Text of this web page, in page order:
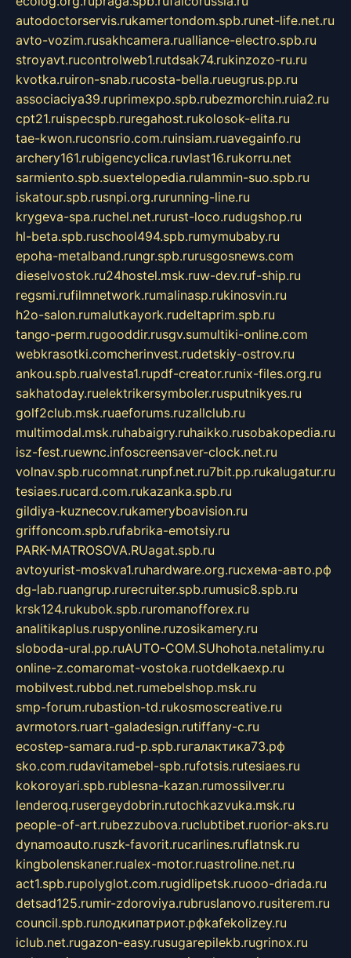
autodoctorservis.rukamertondom.spb.runet-life.net.ru
avto-vozim.rusakhcamera.rualliance-electro.spb.ru
stroyavt.rucontrolweb1.rutdsak74.rukinzozo-ru.ru
kvotka.ruiron-snab.rucosta-bella.rueugrus.pp.ru
associaciya39.ruprimexpo.spb.rubezmorchin.ruia2.ru
cpt21.ruispecspb.ruregahost.rukolosok-elita.ru
tae-kwon.ruconsrio.com.ruinsiam.ruavegainfo.ru
archery161.rubigencyclica.ruvlast16.rukorru.net
sarmiento.spb.suextelopedia.rulammin-suo.spb.ru
iskatour.spb.rusnpi.org.rurunning-line.ru
krygeva-spa.ruchel.net.rurust-loco.rudugshop.ru
hl-beta.spb.ruschool494.spb.rumymubaby.ru
epoha-metalband.rungr.spb.rurusgosnews.com
dieselvostok.ru24hostel.msk.ruw-dev.ruf-ship.ru
regsmi.rufilmnetwork.rumalinasp.rukinosvin.ru
h2o-salon.rumalutkayork.rudeltaprim.spb.ru
tango-perm.rugooddir.rusgv.sumultiki-online.com
webkrasotki.comcherinvest.rudetskiy-ostrov.ru
ankou.spb.rualvesta1.rupdf-creator.runix-files.org.ru
sakhatoday.ruelektrikersymboler.rusputnikyes.ru
golf2club.msk.ruaeforums.ruzallclub.ru
multimodal.msk.ruhabaigry.ruhaikko.rusobakopedia.ru
isz-fest.ruewnc.infoscreensaver-clock.net.ru
volnav.spb.rucomnat.runpf.net.ru7bit.pp.rukalugatur.ru
tesiaes.rucard.com.rukazanka.spb.ru
gildiya-kuznecov.rukameryboavision.ru
griffoncom.spb.rufabrika-emotsiy.ru
PARK-MATROSOVA.RUagat.spb.ru
avtoyurist-moskva1.ruhardware.org.ruсхема-авто.рф
dg-lab.ruangrup.rurecruiter.spb.rumusic8.spb.ru
krsk124.rukubok.spb.ruromanofforex.ru
analitikaplus.ruspyonline.ruzosikamery.ru
sloboda-ural.pp.ruAUTO-COM.SUhohota.netalimy.ru
online-z.comaromat-vostoka.ruotdelkaexp.ru
mobilvest.rubbd.net.rumebelshop.msk.ru
smp-forum.rubastion-td.rukosmoscreative.ru
avrmotors.ruart-galadesign.rutiffany-c.ru
ecostep-samara.rud-p.spb.ruгалактика73.рф
sko.com.rudavitamebel-spb.rufotsis.rutesiaes.ru
kokoroyari.spb.rublesna-kazan.rumossilver.ru
lenderoq.rusergeydobrin.rutochkazvuka.msk.ru
people-of-art.rubezzubova.ruclubtibet.ruorior-aks.ru
dynamoauto.ruszk-favorit.rucarlines.ruflatnsk.ru
kingbolenskaner.rualex-motor.ruastroline.net.ru
act1.spb.rupolyglot.com.rugidlipetsk.ruooo-driada.ru
detsad125.rumir-zdoroviya.rubruslanovo.rusiterem.ru
council.spb.ruлодкипатриот.рфkafekolizey.ru
iclub.net.rugazon-easy.rusugarepilekb.rugrinox.ru